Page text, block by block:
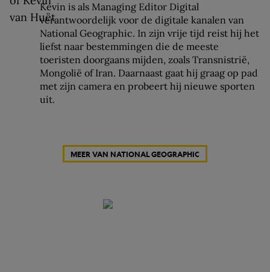
Kevin is als Managing Editor Digital
verantwoordelijk voor de digitale kanalen van
National Geographic. In zijn vrije tijd reist hij het
liefst naar bestemmingen die de meeste
toeristen doorgaans mijden, zoals Transnistrië,
Mongolië of Iran. Daarnaast gaat hij graag op pad
met zijn camera en probeert hij nieuwe sporten
uit.
MEER VAN NATIONAL GEOGRAPHIC